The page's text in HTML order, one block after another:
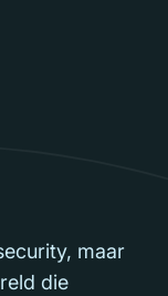
maar
die